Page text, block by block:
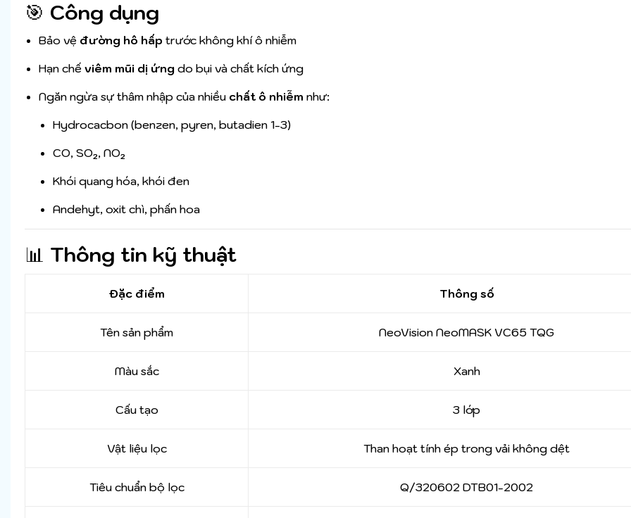
🎯 Công dụng
Bảo vệ đường hô hấp trước không khí ô nhiễm
Hạn chế viêm mũi dị ứng do bụi và chất kích ứng
Ngăn ngừa sự thâm nhập của nhiều chất ô nhiễm như:
Hydrocacbon (benzen, pyren, butadien 1-3)
CO, SO₂, NO₂
Khói quang hóa, khói đen
Andehyt, oxit chì, phấn hoa
📊 Thông tin kỹ thuật
Đặc điểm Thông số
Tên sản phẩm NeoVision NeoMASK VC65 TQG
Màu sắc Xanh
Cấu tạo 3 lớp
Vật liệu lọc Than hoạt tính ép trong vải không dệt
Tiêu chuẩn bộ lọc Q/320602 DTB01-2002